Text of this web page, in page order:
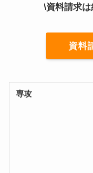
\資料請求
資料
専攻